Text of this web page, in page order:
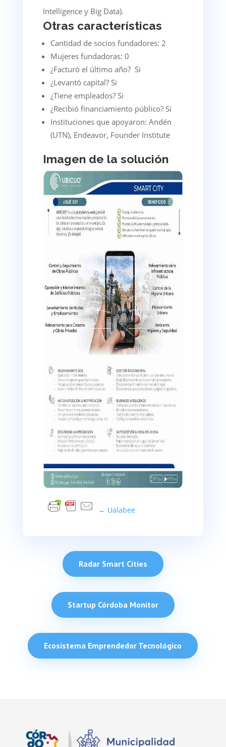
Intelligence y Big Data).
Otras características
Cantidad de socios fundadores: 2
Mujeres fundadoras: 0
¿Facturó el último año? Si
¿Levantó capital? Si
¿Tiene empleados? Si
¿Recibió financiamiento público? Si
Instituciones que apoyaron: Andén
(UTN), Endeavor, Founder Institute
Imagen de la solución
← Ualabee
Radar Smart Cities
Startup Córdoba Monitor
Ecosistema Emprendedor Tecnológico